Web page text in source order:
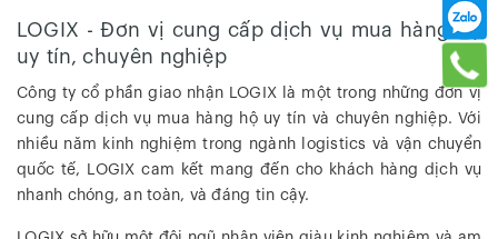
LOGIX - Đơn vị cung cấp dịch vụ mua hàng hộ
uy tín, chuyên nghiệp
Công ty cổ phần giao nhận LOGIX là một trong những đơn vị
cung cấp dịch vụ mua hàng hộ uy tín và chuyên nghiệp. Với
nhiều năm kinh nghiệm trong ngành logistics và vận chuyển
quốc tế, LOGIX cam kết mang đến cho khách hàng dịch vụ
nhanh chóng, an toàn, và đáng tin cậy.